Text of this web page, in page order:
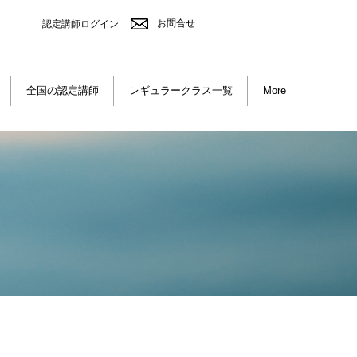
全国の認定講師 レギュラークラス一覧 More
お問合せ
認定講師ログイン